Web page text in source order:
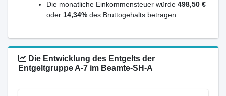
Die monatliche Einkommensteuer würde 498,50 €
oder 14,34% des Bruttogehalts betragen.
Die Entwicklung des Entgelts der
Entgeltgruppe A-7 im Beamte-SH-A